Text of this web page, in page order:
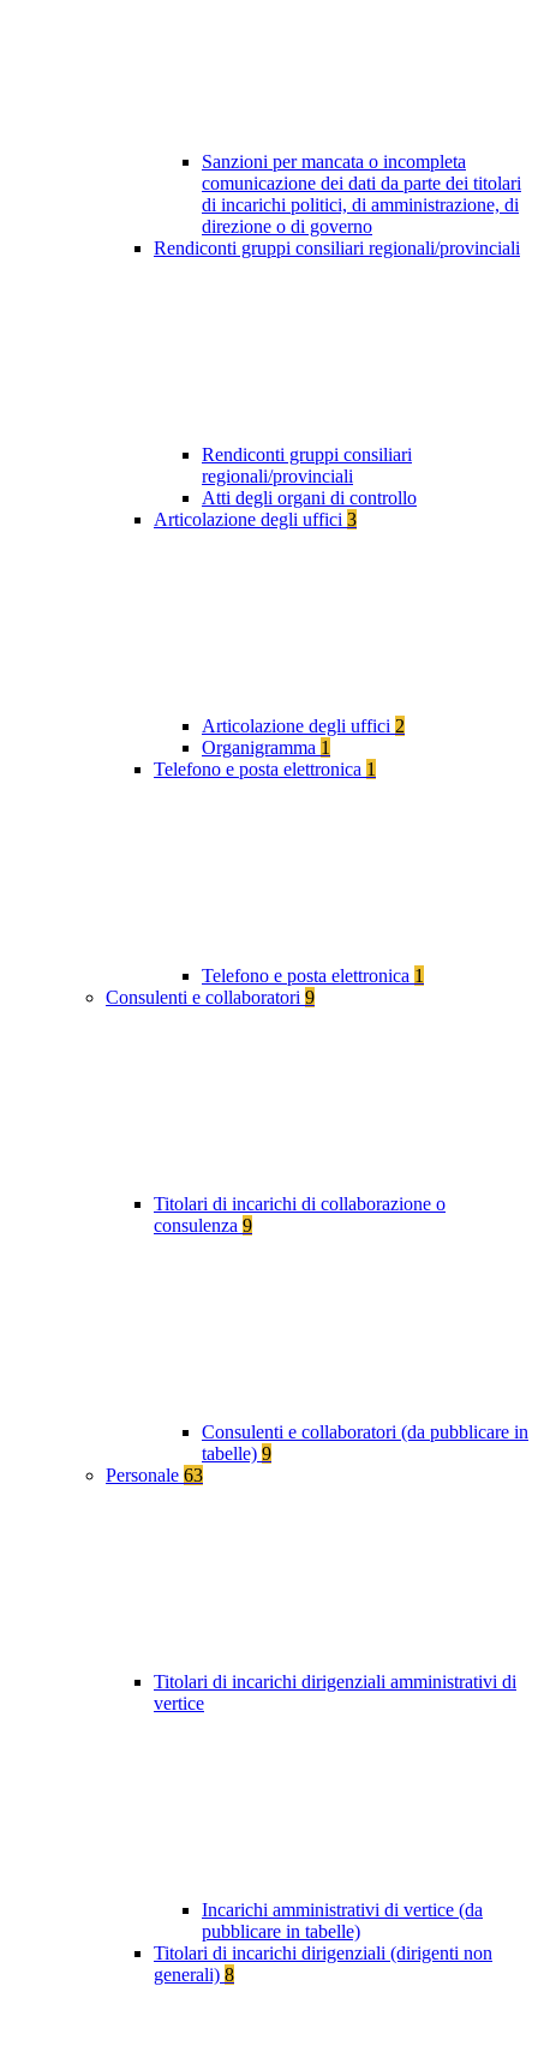
Sanzioni per mancata o incompleta
comunicazione dei dati da parte dei titolari
di incarichi politici, di amministrazione, di
direzione o di governo
Rendiconti gruppi consiliari regionali/provinciali
Rendiconti gruppi consiliari
regionali/provinciali
Atti degli organi di controllo
Articolazione degli uffici 3
Articolazione degli uffici 2
Organigramma 1
Telefono e posta elettronica 1
Telefono e posta elettronica 1
Consulenti e collaboratori 9
Titolari di incarichi di collaborazione o
consulenza 9
Consulenti e collaboratori (da pubblicare in
tabelle) 9
Personale 63
Titolari di incarichi dirigenziali amministrativi di
vertice
Incarichi amministrativi di vertice (da
pubblicare in tabelle)
Titolari di incarichi dirigenziali (dirigenti non
generali) 8